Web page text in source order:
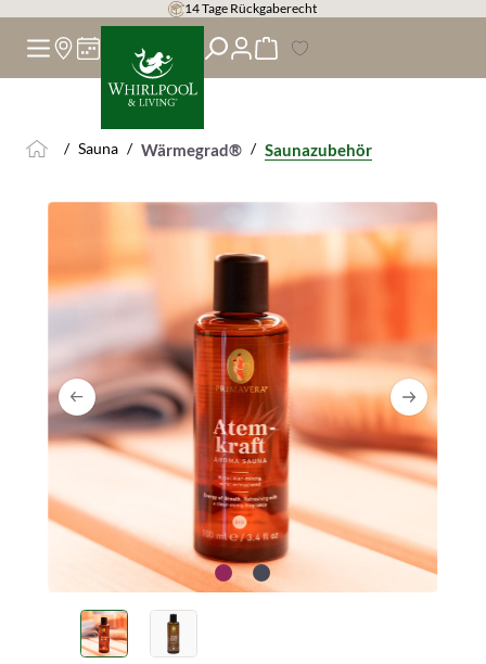
springen
14 Tage Rückgaberecht
/ Sauna / Wärmegrad® / Saunazubehör
Bildergalerie überspringen